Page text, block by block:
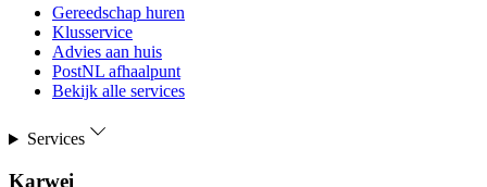
Gereedschap huren
Klusservice
Advies aan huis
PostNL afhaalpunt
Bekijk alle services
Services
Karwei